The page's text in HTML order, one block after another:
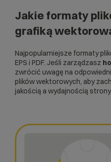
Jakie formaty
grafiką
Najpopularniejsze formaty
EPS i PDF. Jeśli zarządzasz
zwrócić uwagę na
plików wektorowych, aby
jakością a wydajnością